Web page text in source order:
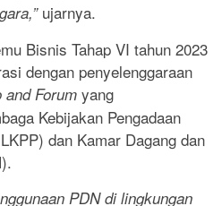
ujarnya.
Bisnis Tahap VI tahun 2023
dengan penyelenggaraan
and Forum yang
Kebijakan Pengadaan
dan Kamar Dagang dan
PDN di lingkungan